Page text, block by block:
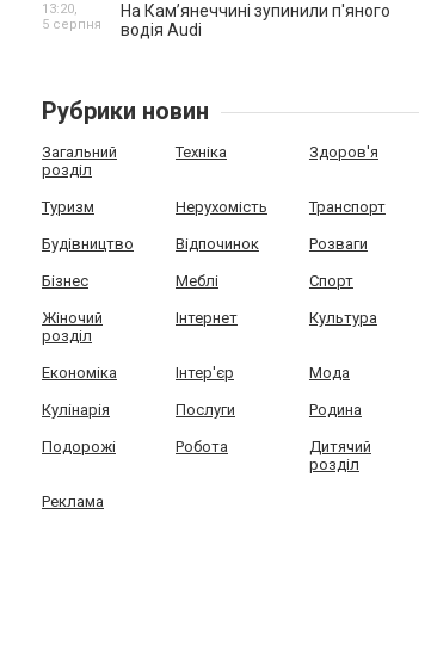
На Камʼянеччині зупинили п'яного
водія Audi
13:20,
5 серпня
Рубрики новин
Загальний
розділ
Техніка Здоров'я
Туризм Нерухомість Транспорт
Будівництво Відпочинок Розваги
Бізнес Меблі Спорт
Жіночий
розділ
Інтернет Культура
Економіка Інтер'єр Мода
Кулінарія Послуги Родина
Подорожі Робота
Дитячий
розділ
Реклама